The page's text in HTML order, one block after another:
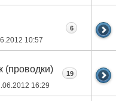
10:57
6
(проводки)
16:29
19